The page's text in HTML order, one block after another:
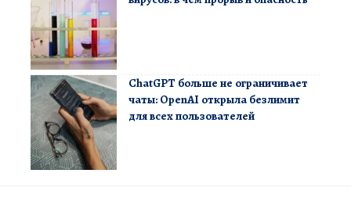
ChatGPT больше не ограничивает
чаты: OpenAI открыла безлимит
для всех пользователей